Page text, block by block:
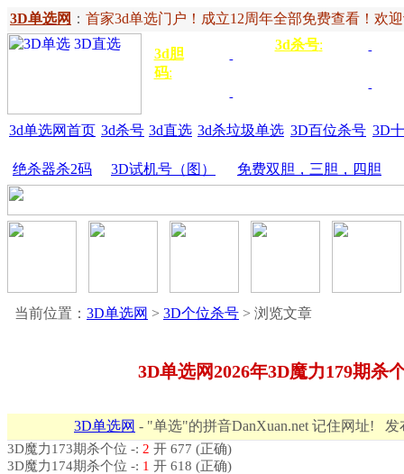
3D单选网 ： 首家3d单选门户！成立12周年全部免费查看！欢
3d胆
码:
3d杀号:
3d单选网首页 3d杀号 3d直选 3d杀垃圾单选 3D百位杀号 3D
绝杀器杀2码 3D试机号（图） 免费双胆，三胆，四胆
当前位置： 3D单选网 > 3D个位杀号 > 浏览文章
3D单选网2026年3D魔力179期杀
3D单选网 - "单选"的拼音DanXuan.net 记住网址! 发
3D魔力173期杀个位 -: 2 开 677 (正确)
3D魔力174期杀个位 -: 1 开 618 (正确)